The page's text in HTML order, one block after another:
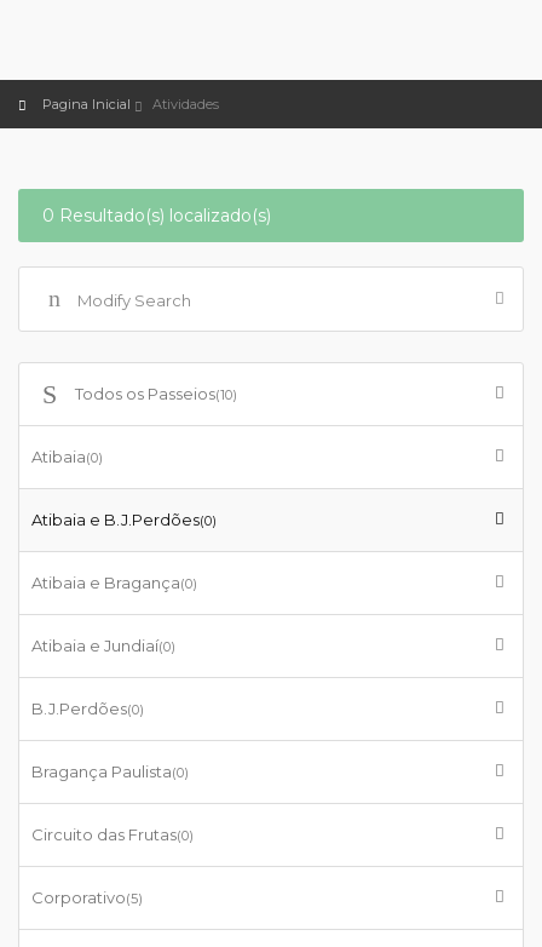
Pagina Inicial Atividades
0 Resultado(s) localizado(s)
Modify Search
Todos os Passeios(10)
Atibaia(0)
Atibaia e B.J.Perdões(0)
Atibaia e Bragança(0)
Atibaia e Jundiaí(0)
B.J.Perdões(0)
Bragança Paulista(0)
Circuito das Frutas(0)
Corporativo(5)